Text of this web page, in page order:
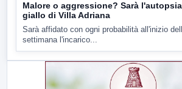
Malore o aggressione? Sarà
giallo di Villa Adriana
Sarà affidato con ogni probabilità all'inizio
settimana l'incarico...